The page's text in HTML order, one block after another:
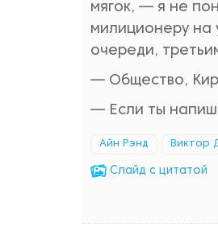
мягок, — я не
милиционеру на
очереди,
— Общество,
— Если ты
Айн Рэнд Виктор
Cлайд с цитатой